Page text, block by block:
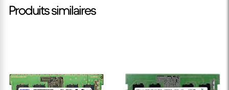
Produits similaires